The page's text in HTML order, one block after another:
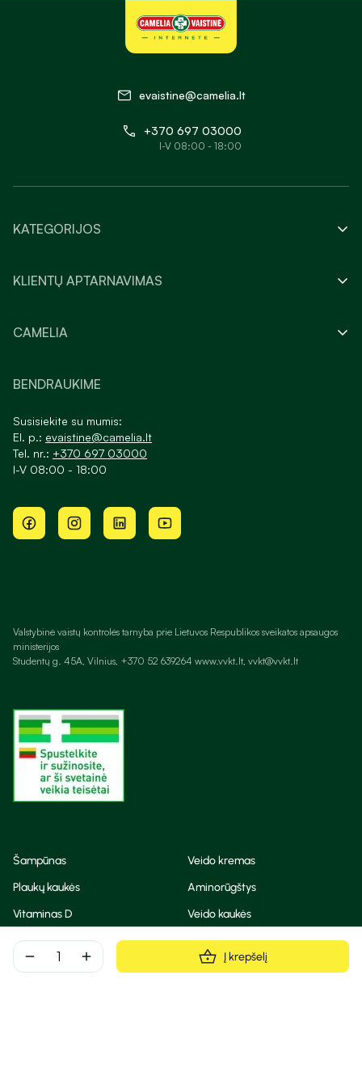
remove add Į krepšelį
evaistine@camelia.lt
+370 697 03000
I-V 08:00 - 18:00
KATEGORIJOS
KLIENTŲ APTARNAVIMAS
CAMELIA
BENDRAUKIME
Susisiekite su mumis:
El. p.: evaistine@camelia.lt
Tel. nr.: +370 697 03000
I-V 08:00 - 18:00
Valstybinė vaistų kontrolės tarnyba prie Lietuvos Respublikos sveikatos apsaugos
ministerijos
Studentų g. 45A, Vilnius, +370 52 639264 www.vvkt.lt, vvkt@vvkt.lt
Šampūnas
Veido kremas
Plaukų kaukės
Aminorūgštys
Vitaminas D
Veido kaukės
Korėjietiška kosmetika
Eteriniai aliejai
Dezodorantas
BB ir CC kremas